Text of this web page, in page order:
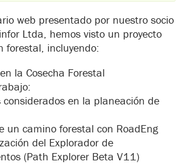
web presentado por nuestro socio
Ltda, hemos visto un proyecto
forestal, incluyendo:
la Cosecha Forestal
considerados en la planeación de
un camino forestal con RoadEng
del Explorador de
(Path Explorer Beta V11)